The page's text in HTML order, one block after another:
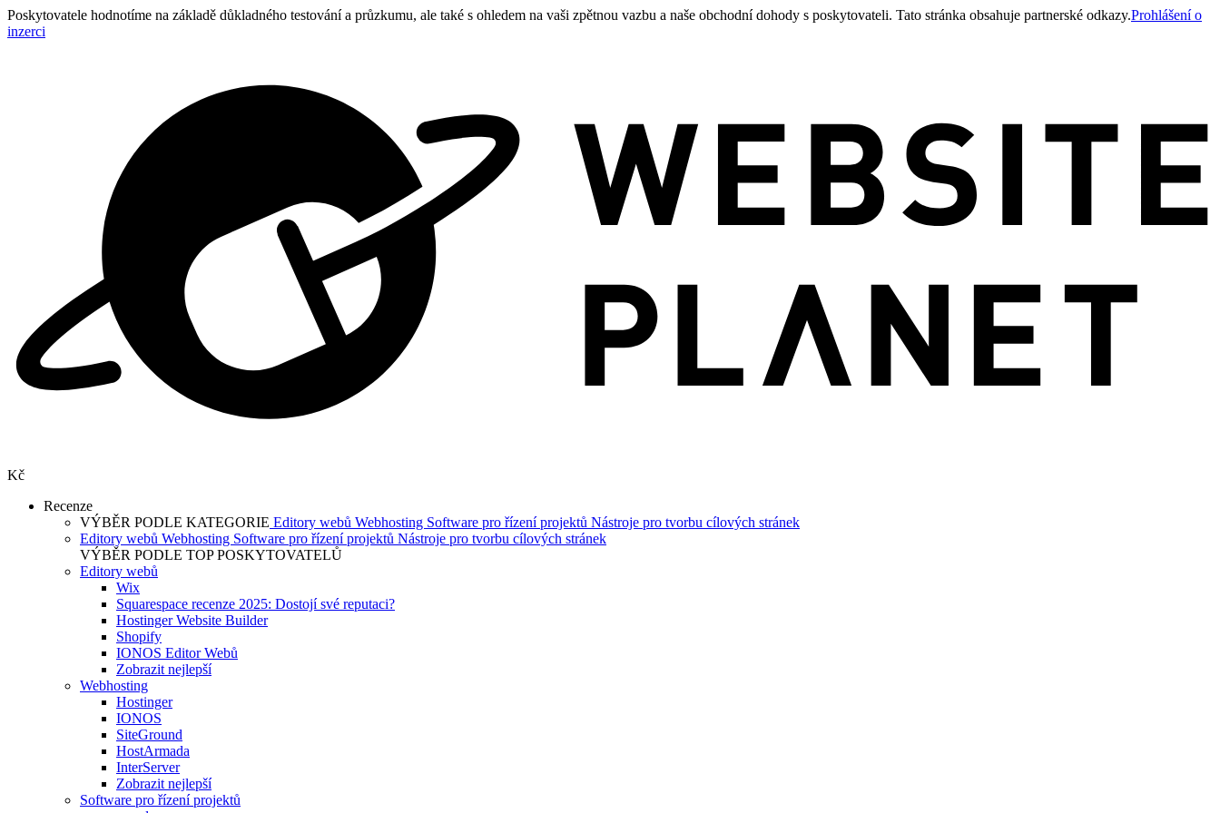
Poskytovatele hodnotíme na základě důkladného testování a průzkumu, ale také s ohledem na vaši zpětnou vazbu a naše obchodní dohody s poskytovateli. Tato stránka obsahuje partnerské odkazy.Prohlášení o
inzerci
Kč
Recenze
VÝBĚR PODLE KATEGORIE Editory webů Webhosting Software pro řízení projektů Nástroje pro tvorbu cílových stránek
Editory webů Webhosting Software pro řízení projektů Nástroje pro tvorbu cílových stránek
VÝBĚR PODLE TOP POSKYTOVATELŮ
Editory webů
Wix
Squarespace recenze 2025: Dostojí své reputaci?
Hostinger Website Builder
Shopify
IONOS Editor Webů
Zobrazit nejlepší
Webhosting
Hostinger
IONOS
SiteGround
HostArmada
InterServer
Zobrazit nejlepší
Software pro řízení projektů